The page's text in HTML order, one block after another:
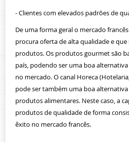
- Clientes com elevados padrões de
De uma forma geral o mercado
procura oferta de alta qualidade e
produtos. Os produtos gourmet são
país, podendo ser uma boa
no mercado. O canal Horeca
pode ser também uma boa
produtos alimentares. Neste caso, a
produtos de qualidade de forma
êxito no mercado francês.